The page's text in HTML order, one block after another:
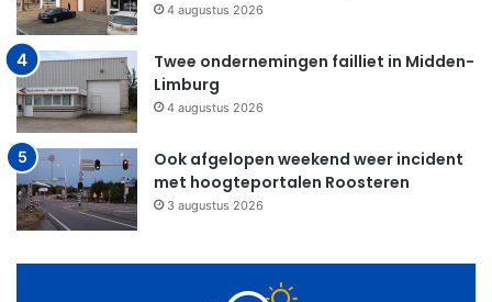
4 augustus 2026
Twee ondernemingen failliet in Midden-
Limburg
4 augustus 2026
Ook afgelopen weekend weer incident
met hoogteportalen Roosteren
3 augustus 2026